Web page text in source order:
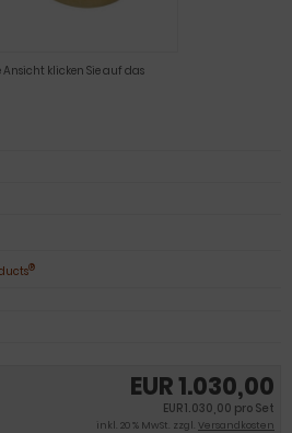
Ansicht klicken Sie auf das
EUR 1.030,00
EUR 1.030,00 pro Set
inkl. 20 % MwSt. zzgl. Versandkosten
®